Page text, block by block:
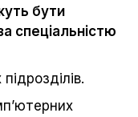
бути
спеціальністю